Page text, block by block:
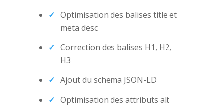
Optimisation des balises title et
meta desc
Correction des balises H1, H2,
H3
Ajout du schema JSON-LD
Optimisation des attributs alt